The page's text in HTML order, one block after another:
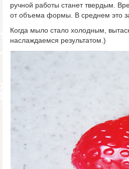
ручной работы станет твердым.
от объема формы. В среднем это
Когда мыло стало холодным,
наслаждаемся результатом.)